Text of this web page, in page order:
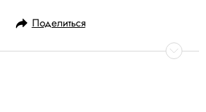
Поделиться